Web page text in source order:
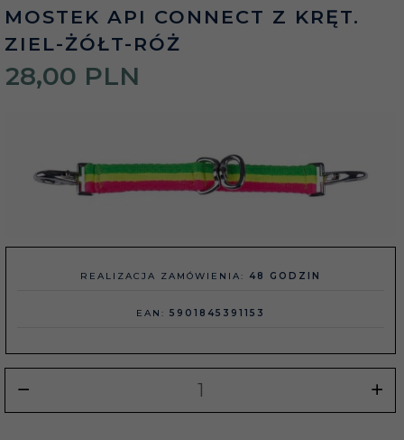
MOSTEK API CONNECT Z KRĘT.
ZIEL-ŻÓŁT-RÓŻ
28,00 PLN
REALIZACJA ZAMÓWIENIA: 48 GODZIN
EAN: 5901845391153